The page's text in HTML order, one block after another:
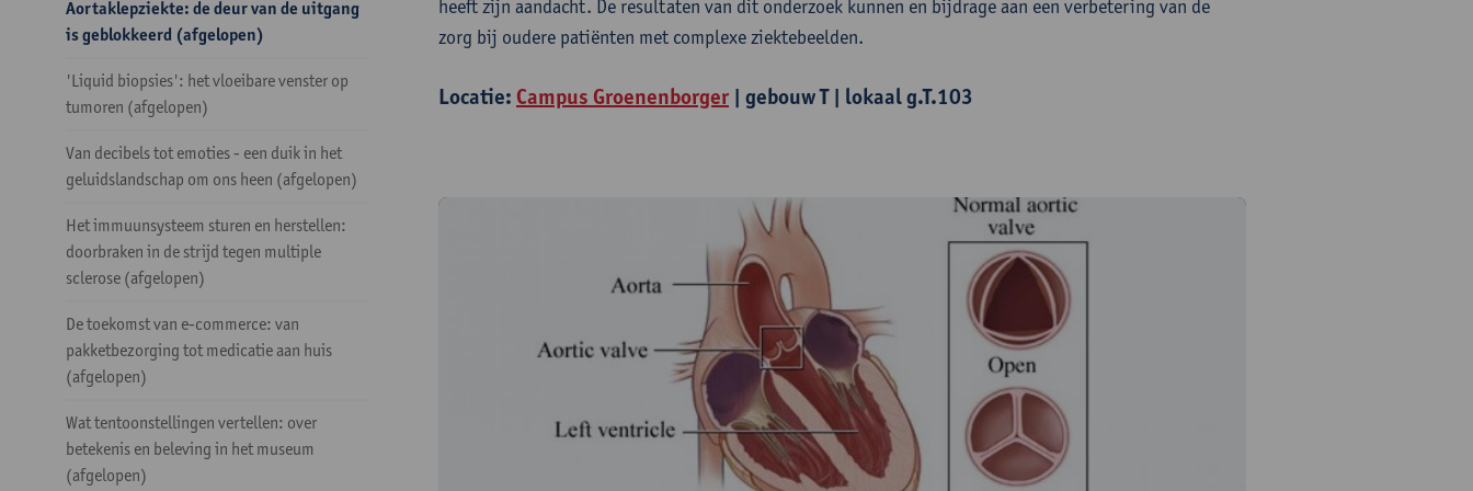
Aortaklepziekte: de deur van de uitgang
is geblokkeerd (afgelopen)
'Liquid biopsies': het vloeibare venster op
tumoren (afgelopen)
Van decibels tot emoties - een duik in het
geluidslandschap om ons heen (afgelopen)
Het immuunsysteem sturen en herstellen:
doorbraken in de strijd tegen multiple
sclerose (afgelopen)
De toekomst van e-commerce: van
pakketbezorging tot medicatie aan huis
(afgelopen)
Wat tentoonstellingen vertellen: over
betekenis en beleving in het museum
(afgelopen)
heeft zijn aandacht. De resultaten van dit onderzoek kunnen en bijdrage aan een verbetering van de
zorg bij oudere patiënten met complexe ziektebeelden.
Locatie: Campus Groenenborger | gebouw T | lokaal g.T.103